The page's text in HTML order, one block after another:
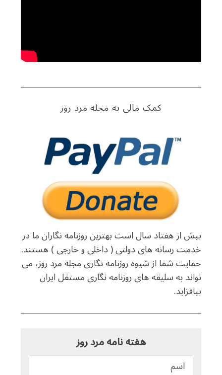
کمک مالی به مجله مرد روز
بیش از هفتاد سال است بهترین روزنامه نگاران ما در
خدمت رسانه های دولتی ( داخلی و خارجی ) هستند.
حمایت شما از شیوه روزنامه نگاری مجله مرد روز، می
تواند به سلیقه های روزنامه نگاری مستقل ایران
بیافزاید.
هفته نامه مرد روز